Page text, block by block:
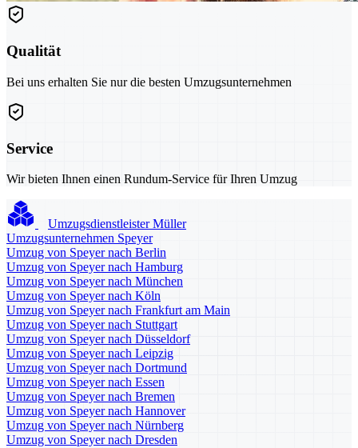
Qualität
Bei uns erhalten Sie nur die besten Umzugsunternehmen
Service
Wir bieten Ihnen einen Rundum-Service für Ihren Umzug
Umzugsdienstleister Müller
Umzugsunternehmen Speyer
Umzug von Speyer nach Berlin
Umzug von Speyer nach Hamburg
Umzug von Speyer nach München
Umzug von Speyer nach Köln
Umzug von Speyer nach Frankfurt am Main
Umzug von Speyer nach Stuttgart
Umzug von Speyer nach Düsseldorf
Umzug von Speyer nach Leipzig
Umzug von Speyer nach Dortmund
Umzug von Speyer nach Essen
Umzug von Speyer nach Bremen
Umzug von Speyer nach Hannover
Umzug von Speyer nach Nürnberg
Umzug von Speyer nach Dresden